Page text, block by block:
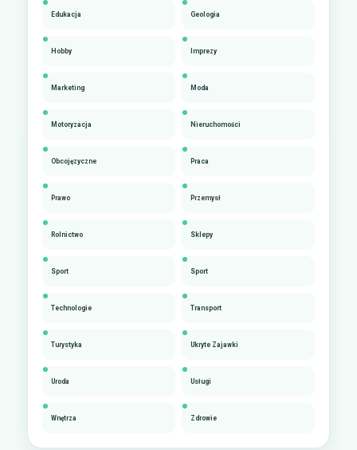
Edukacja Geologia
Hobby Imprezy
Marketing Moda
Motoryzacja Nieruchomości
Obcojęzyczne Praca
Prawo Przemysł
Rolnictwo Sklepy
Sport Sport
Technologie Transport
Turystyka Ukryte Zajawki
Uroda Usługi
Wnętrza Zdrowie